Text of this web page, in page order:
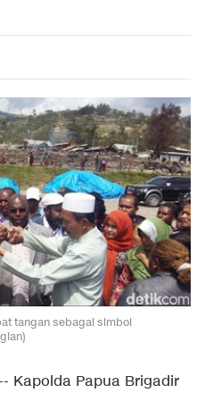
tangan sebagai simbol
-- Kapolda Papua Brigadir